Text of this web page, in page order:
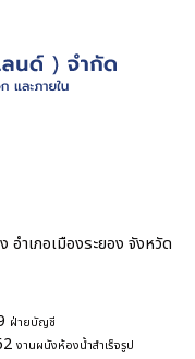
อำเภอเมืองระยอง จังหวัด
ฝ่ายบัญชี
งานผนังห้องน้ำสำเร็จรูป